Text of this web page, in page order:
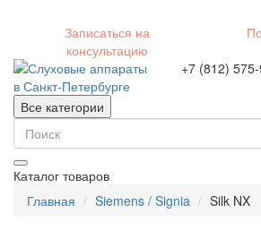
Записаться на
консультацию
+7 (812)
Все категории
Каталог товаров
Главная
Siemens / Signia Silk NX